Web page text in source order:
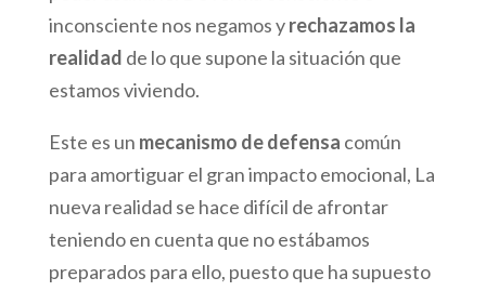
inconsciente nos negamos yrechazamos la
realidad de lo que supone la situación que
estamos viviendo.
Este es un mecanismo de defensa común
para amortiguar el gran impacto emocional, La
nueva realidad se hace difícil de afrontar
teniendo en cuenta que no estábamos
preparados para ello, puesto que ha supuesto